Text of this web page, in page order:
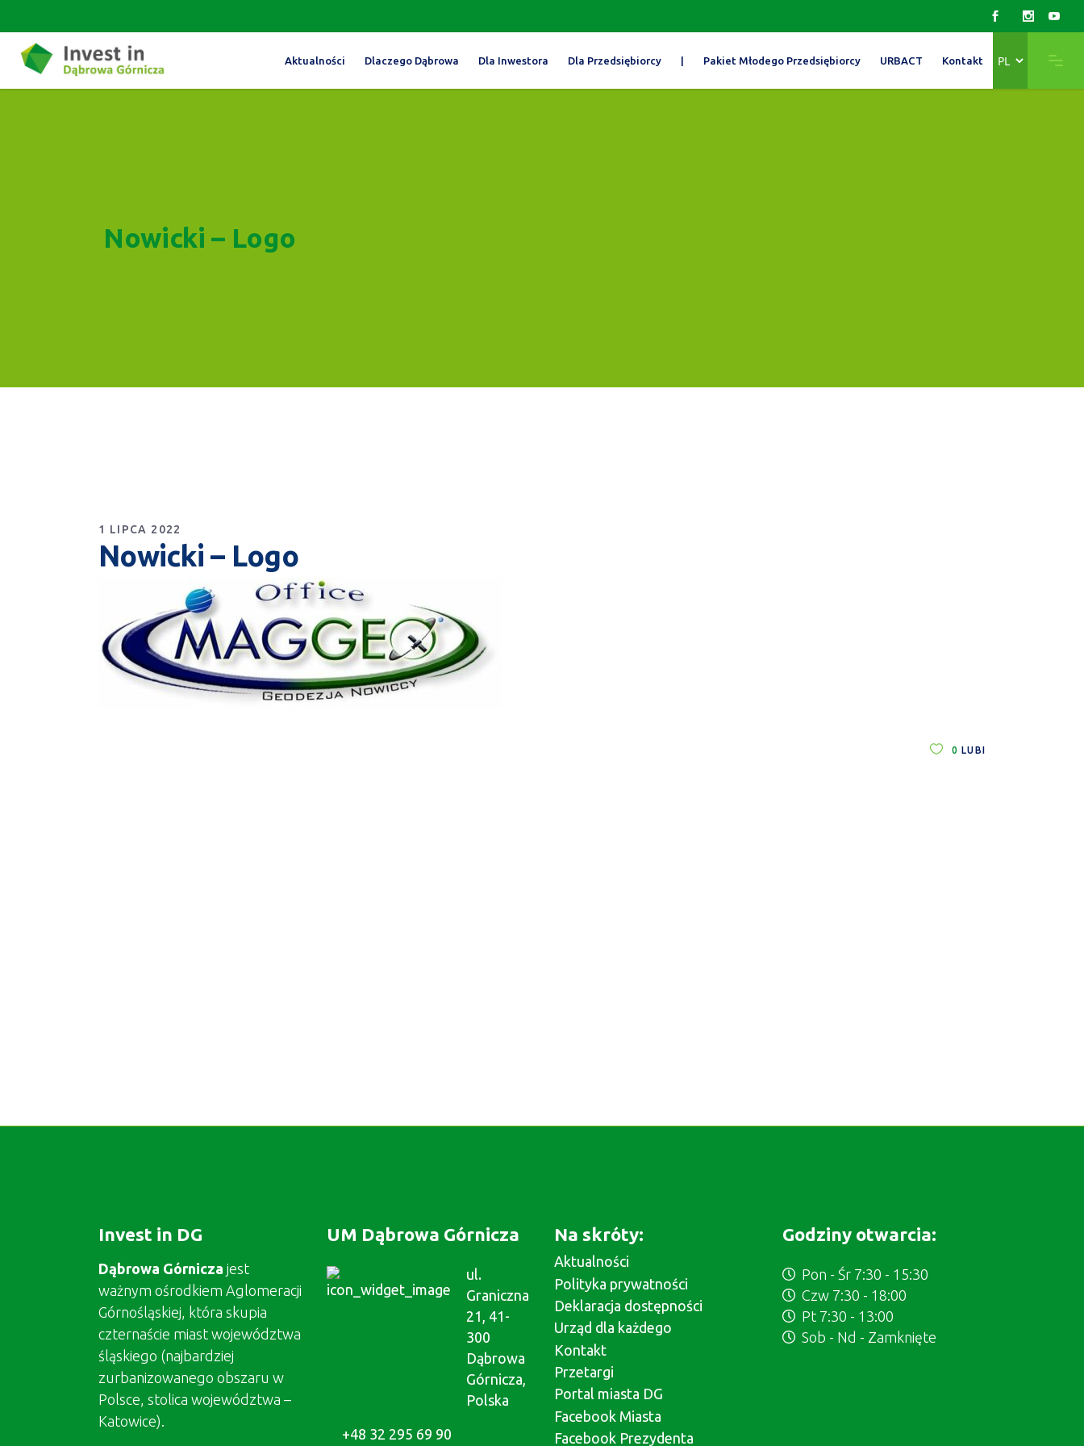
Aktualności Dlaczego Dąbrowa Dla Inwestora Dla Przedsiębiorcy | Pakiet Młodego Przedsiębiorcy URBACT Kontakt
język
Nowicki – Logo
1 LIPCA 2022
Nowicki – Logo
0 LUBI
Invest in DG
Dąbrowa Górnicza jest
ważnym ośrodkiem Aglomeracji
Górnośląskiej, która skupia
czternaście miast województwa
śląskiego (najbardziej
zurbanizowanego obszaru w
Polsce, stolica województwa –
Katowice).
UM Dąbrowa Górnicza
ul.
Graniczna
21, 41-
300
Dąbrowa
Górnicza,
Polska
+48 32 295 69 90
Na skróty:
Aktualności
Polityka prywatności
Deklaracja dostępności
Urząd dla każdego
Kontakt
Przetargi
Portal miasta DG
Facebook Miasta
Facebook Prezydenta
Godziny otwarcia:
Pon - Śr 7:30 - 15:30
Czw 7:30 - 18:00
Pt 7:30 - 13:00
Sob - Nd - Zamknięte